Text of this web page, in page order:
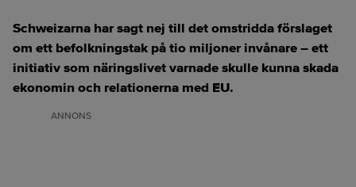
Schweizarna har sagt nej till det omstridda förslaget
om ett befolkningstak på tio miljoner invånare – ett
initiativ som näringslivet varnade skulle kunna skada
ekonomin och relationerna med EU.
ANNONS